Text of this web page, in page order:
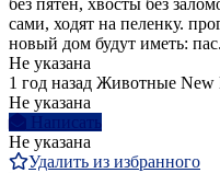
без пятен, хвосты без
сами, ходят на пеленку.
новый дом будут иметь:
Не указана
1 год назад Животные New
Не указана
Написать
Не указана
Удалить из избранного